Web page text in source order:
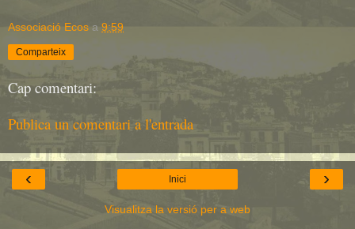
Associació Ecos a 9:59
Comparteix
Cap comentari:
Publica un comentari a l'entrada
‹ ›
Inici
Visualitza la versió per a web